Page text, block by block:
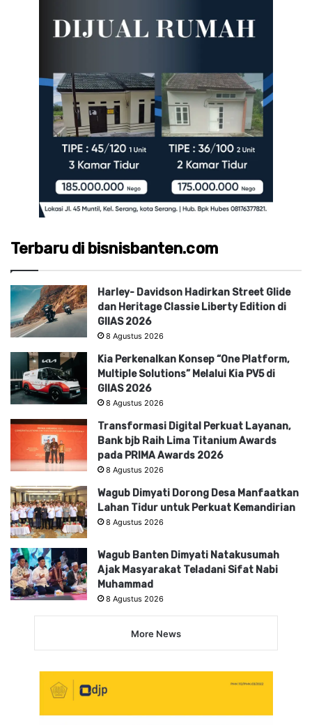
Terbaru di bisnisbanten.com
Harley- Davidson Hadirkan Street Glide
dan Heritage Classie Liberty Edition di
GIIAS 2026
8 Agustus 2026
Kia Perkenalkan Konsep “One Platform,
Multiple Solutions” Melalui Kia PV5 di
GIIAS 2026
8 Agustus 2026
Transformasi Digital Perkuat Layanan,
Bank bjb Raih Lima Titanium Awards
pada PRIMA Awards 2026
8 Agustus 2026
Wagub Dimyati Dorong Desa Manfaatkan
Lahan Tidur untuk Perkuat Kemandirian
8 Agustus 2026
Wagub Banten Dimyati Natakusumah
Ajak Masyarakat Teladani Sifat Nabi
Muhammad
8 Agustus 2026
More News